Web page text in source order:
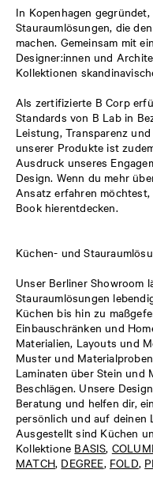
In Kopenhagen
Stauraumlösungen, die
machen. Gemeinsam mit
Designer:innen und
Kollektionen
Als zertifizierte B Corp
Standards von B Lab in
Leistung, Transparenz
unserer Produkte ist
Ausdruck unseres
Design. Wenn du mehr
Ansatz erfahren
Book hierentdecken.
Küchen- und
Unser Berliner Showroom
Stauraumlösungen
Küchen bis hin zu
Einbauschränken und
Materialien, Layouts und
Muster und
Laminaten über Stein und
Beschlägen. Unsere
Beratung und helfen dir,
persönlich und auf deinen
Ausgestellt sind Küchen
Kollektione BASIS,
MATCH, DEGREE, FOLD,